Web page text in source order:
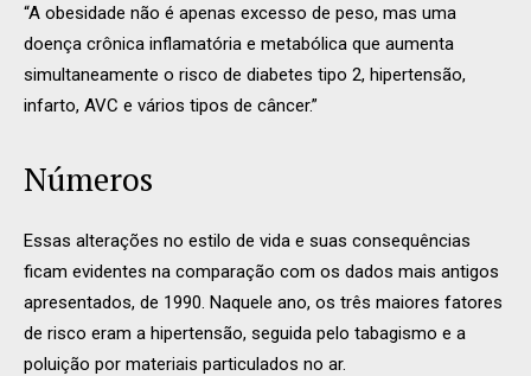
“A obesidade não é apenas excesso de peso, mas uma
doença crônica inflamatória e metabólica que aumenta
simultaneamente o risco de diabetes tipo 2, hipertensão,
infarto, AVC e vários tipos de câncer.”
Números
Essas alterações no estilo de vida e suas consequências
ficam evidentes na comparação com os dados mais antigos
apresentados, de 1990. Naquele ano, os três maiores fatores
de risco eram a hipertensão, seguida pelo tabagismo e a
poluição por materiais particulados no ar.